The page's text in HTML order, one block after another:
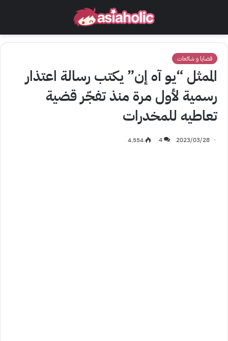
قضايا و شائعات
الممثل “يو آه إن” يكتب رسالة اعتذار
رسمية لأول مرة منذ تفجّر قضية
تعاطيه للمخدرات
2023/03/28
4 4٬554